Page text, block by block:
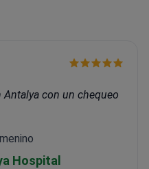
con un chequeo
Hospital